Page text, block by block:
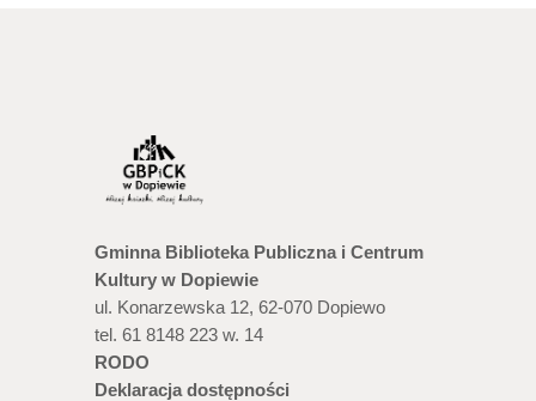
Gminna Biblioteka Publiczna i Centrum
Kultury w Dopiewie
ul. Konarzewska 12, 62-070 Dopiewo
tel. 61 8148 223 w. 14
RODO
Deklaracja dostępności